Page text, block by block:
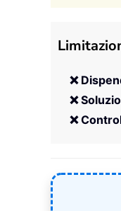
❌
❌
❌